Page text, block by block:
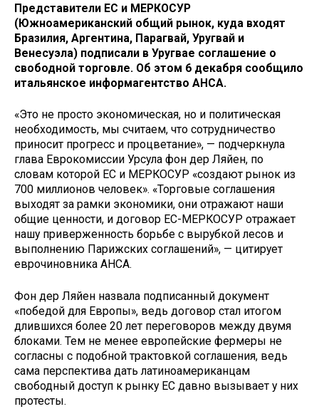
Представители ЕС и МЕРКОСУР
(Южноамериканский общий рынок, куда входят
Бразилия, Аргентина, Парагвай, Уругвай и
Венесуэла) подписали в Уругвае соглашение о
свободной торговле. Об этом 6 декабря сообщило
итальянское информагентство АНСА.
«Это не просто экономическая, но и политическая
необходимость, мы считаем, что сотрудничество
приносит прогресс и процветание», — подчеркнула
глава Еврокомиссии Урсула фон дер Ляйен, по
словам которой ЕС и МЕРКОСУР «создают рынок из
700 миллионов человек». «Торговые соглашения
выходят за рамки экономики, они отражают наши
общие ценности, и договор ЕС-МЕРКОСУР отражает
нашу приверженность борьбе с вырубкой лесов и
выполнению Парижских соглашений», — цитирует
еврочиновника АНСА.
Фон дер Ляйен назвала подписанный документ
«победой для Европы», ведь договор стал итогом
длившихся более 20 лет переговоров между двумя
блоками. Тем не менее европейские фермеры не
согласны с подобной трактовкой соглашения, ведь
сама перспектива дать латиноамериканцам
свободный доступ к рынку ЕС давно вызывает у них
протесты.